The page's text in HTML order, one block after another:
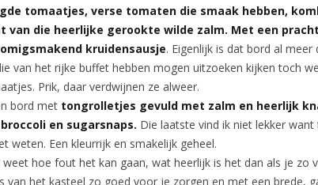
tomaatjes, verse tomaten die smaak hebben,
van die heerlijke gerookte wilde zalm. Met een
kruidensausje. Eigenlijk is dat bord al meer
van het rijke buffet hebben mogen uitzoeken kijken toch
Prik, daar verdwijnen ze alweer.
bord met tongrolletjes gevuld met zalm en heerlijk
en sugarsnaps. Die laatste vind ik niet lekker
weten. Een kleurrijk en smakelijk geheel.
weet hoe fout het kan gaan, wat heerlijk is het dan als je zo
van het kasteel zo goed voor je zorgen en met een brede,